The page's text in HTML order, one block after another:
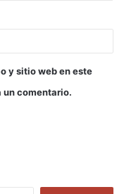
y sitio web en este
un comentario.